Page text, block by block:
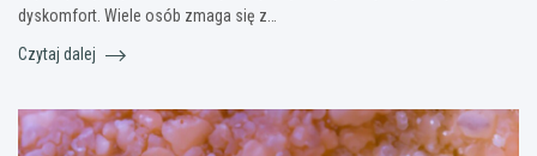
dyskomfort. Wiele osób zmaga się z…
Czytaj dalej